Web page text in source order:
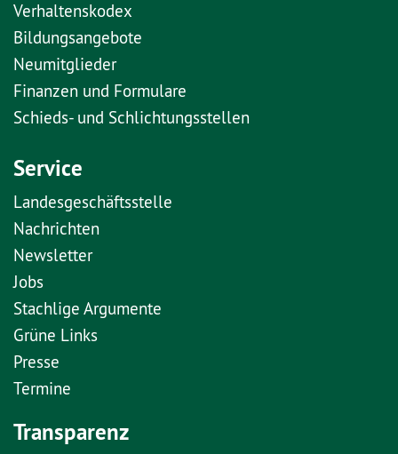
Verhaltenskodex
Bildungsangebote
Neumitglieder
Finanzen und Formulare
Schieds- und Schlichtungsstellen
Service
Landesgeschäftsstelle
Nachrichten
Newsletter
Jobs
Stachlige Argumente
Grüne Links
Presse
Termine
Transparenz